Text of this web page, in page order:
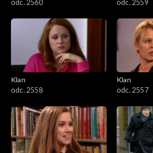
odc. 2560
odc. 2559
Klan
odc. 2558
Klan
odc. 2557